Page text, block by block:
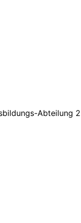
Abteilung